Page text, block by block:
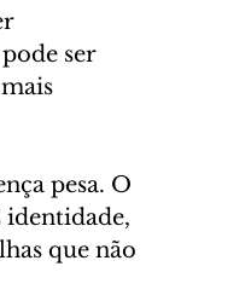
ser
pesa. O
identidade,
que não